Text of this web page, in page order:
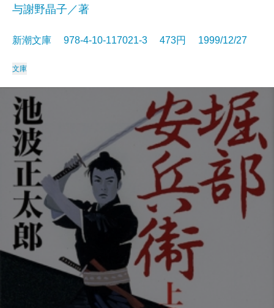
与謝野晶子／著
新潮文庫 978-4-10-117021-3 473円 1999/12/27
文庫